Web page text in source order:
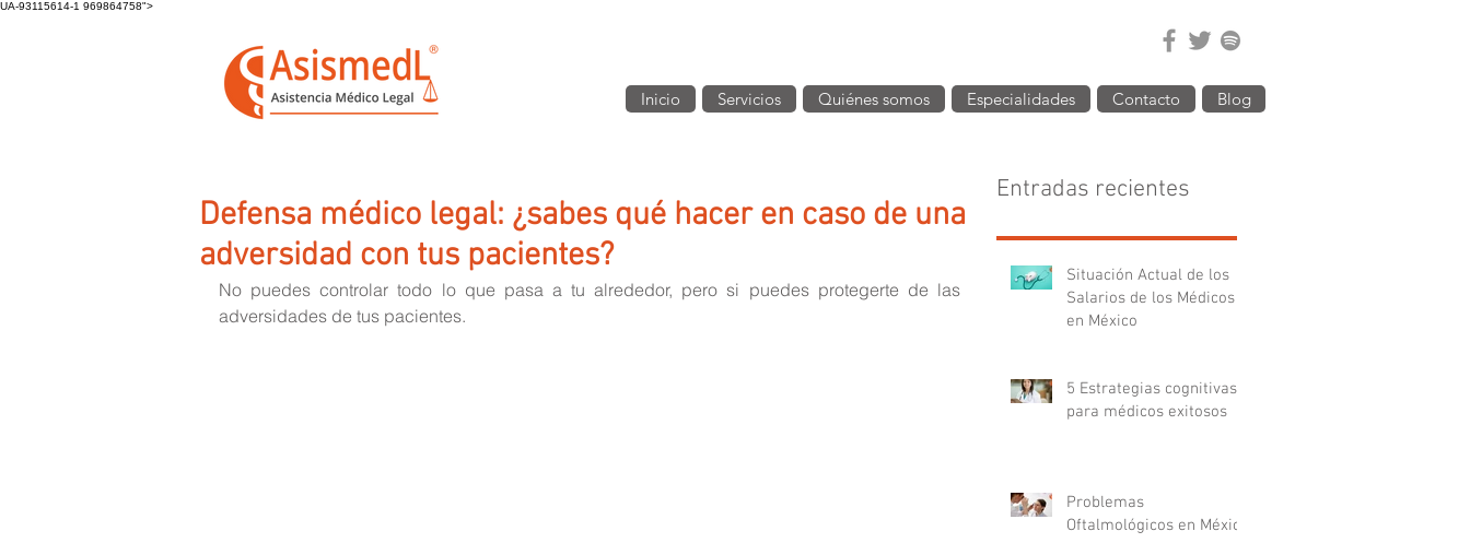
UA-93115614-1 969864758">
Inicio Servicios Quiénes somos Especialidades Contacto Blog
Defensa médico legal: ¿sabes qué hacer en caso de una
adversidad con tus pacientes?
No puedes controlar todo lo que pasa a tu alrededor, pero si puedes protegerte de las
adversidades de tus pacientes.
Entradas recientes
Situación Actual de los
Salarios de los Médicos
en México
5 Estrategias cognitivas
para médicos exitosos
Problemas
Oftalmológicos en México